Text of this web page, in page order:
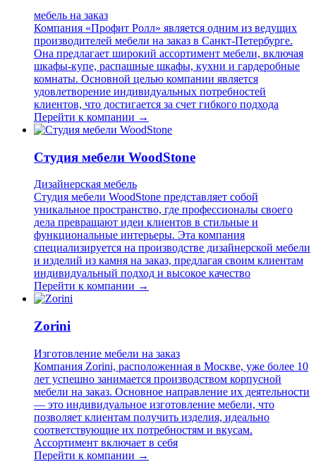
мебель на заказ
Компания «Профит Ролл» является одним из ведущих
производителей мебели на заказ в Санкт-Петербурге.
Она предлагает широкий ассортимент мебели, включая
шкафы-купе, распашные шкафы, кухни и гардеробные
комнаты. Основной целью компании является
удовлетворение индивидуальных потребностей
клиентов, что достигается за счет гибкого подхода
Перейти к компании →
Студия мебели WoodStone
Дизайнерская мебель
Студия мебели WoodStone представляет собой
уникальное пространство, где профессионалы своего
дела превращают идеи клиентов в стильные и
функциональные интерьеры. Эта компания
специализируется на производстве дизайнерской мебели
и изделий из камня на заказ, предлагая своим клиентам
индивидуальный подход и высокое качество
Перейти к компании →
Zorini
Изготовление мебели на заказ
Компания Zorini, расположенная в Москве, уже более 10
лет успешно занимается производством корпусной
мебели на заказ. Основное направление их деятельности
— это индивидуальное изготовление мебели, что
позволяет клиентам получить изделия, идеально
соответствующие их потребностям и вкусам.
Ассортимент включает в себя
Перейти к компании →